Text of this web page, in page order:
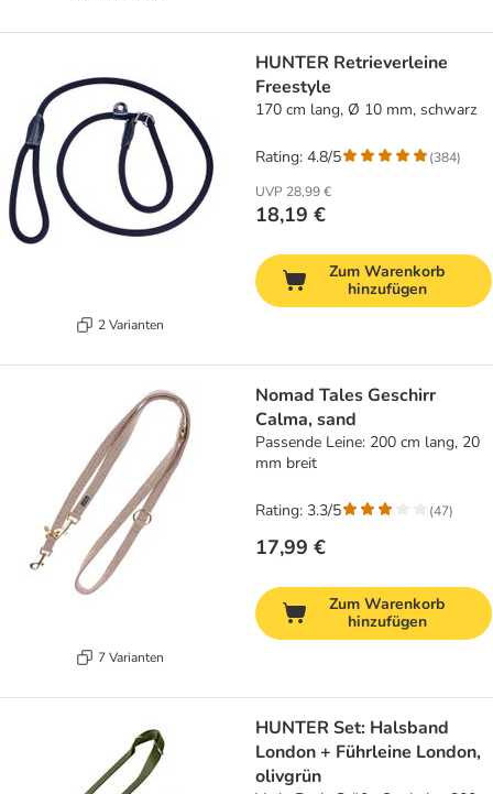
2 Varianten
HUNTER Retrieverleine
Freestyle
170 cm lang, Ø 10 mm, schwarz
UVP 28,99 €
18,19 €
Rating: 4.8/5 (384)
Zum Warenkorb
hinzufügen
7 Varianten
Nomad Tales Geschirr
Calma, sand
Passende Leine: 200 cm lang, 20
mm breit
17,99 €
Rating: 3.3/5 (47)
Zum Warenkorb
hinzufügen
HUNTER Set: Halsband
London + Führleine London,
olivgrün